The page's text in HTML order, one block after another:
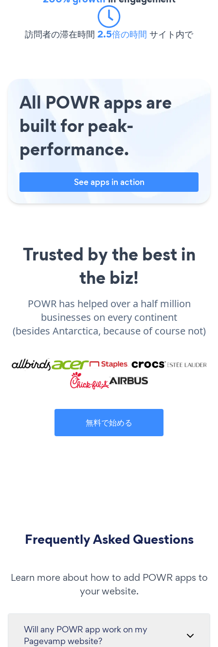
訪問者の滞在時間 2.5倍の時間 サイト内で
All POWR apps are
built for peak-
performance.
See apps in action
Trusted by the best in
the biz!
POWR has helped over a half million
businesses on every continent
(besides Antarctica, because of course not)
無料で始める
Frequently Asked Questions
Learn more about how to add POWR apps to
your website.
Will any POWR app work on my
Pagevamp website?